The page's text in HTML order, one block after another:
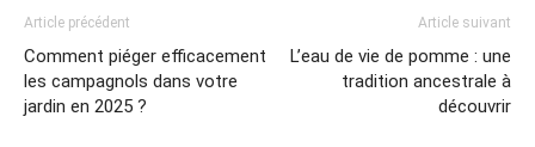
Article précédent
Comment piéger efficacement
les campagnols dans votre
jardin en 2025 ?
Article suivant
L’eau de vie de pomme : une
tradition ancestrale à
découvrir